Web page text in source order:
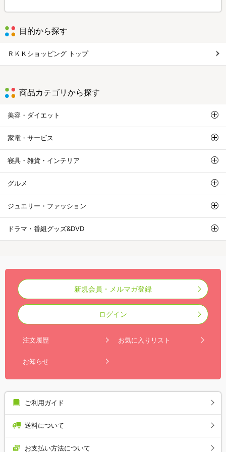
目的から探す
ＲＫＫショッピング トップ
商品カテゴリから探す
美容・ダイエット
家電・サービス
寝具・雑貨・インテリア
グルメ
ジュエリー・ファッション
ドラマ・番組グッズ&DVD
新規会員・メルマガ登録
ログイン
注文履歴 お気に入りリスト
お知らせ
ご利用ガイド
送料について
お支払い方法について